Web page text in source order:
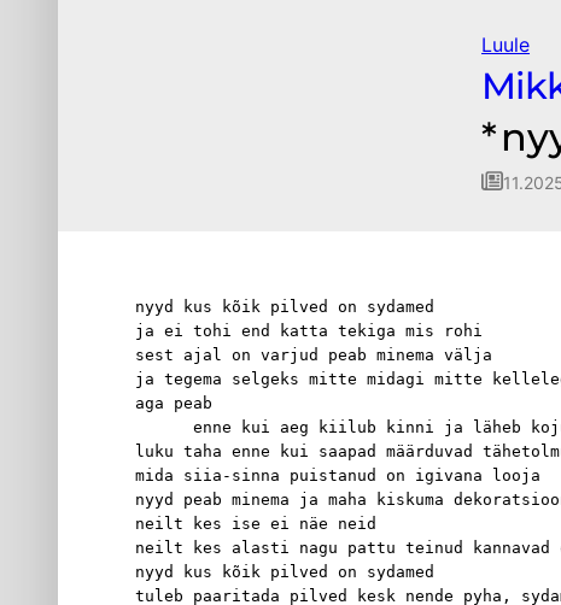
Luule
nyyd kus kõik pilved on sydamed
ja ei tohi end katta tekiga mis rohi
sest ajal on varjud peab minema välja
ja tegema selgeks mitte midagi mitte
aga peab
enne kui aeg kiilub kinni ja läheb
luku taha enne kui saapad määrduvad
mida siia-sinna puistanud on igivana looja
nyyd peab minema ja maha kiskuma
neilt kes ise ei näe neid
neilt kes alasti nagu pattu teinud kannavad
nyyd kus kõik pilved on sydamed
tuleb paaritada pilved kesk nende pyha,